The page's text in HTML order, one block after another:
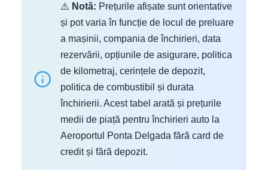
⚠️ Notă: Prețurile afișate sunt orientative
și pot varia în funcție de locul de preluare
a mașinii, compania de închirieri, data
rezervării, opțiunile de asigurare, politica
de kilometraj, cerințele de depozit,
politica de combustibil și durata
închirierii. Acest tabel arată și prețurile
medii de piață pentru închirieri auto la
Aeroportul Ponta Delgada fără card de
credit și fără depozit.